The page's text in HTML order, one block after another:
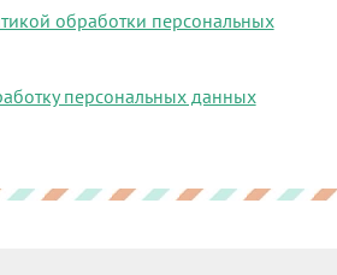
обработки персональных
персональных данных